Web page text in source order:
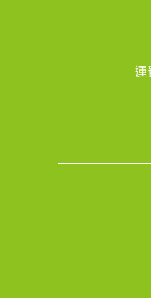
運